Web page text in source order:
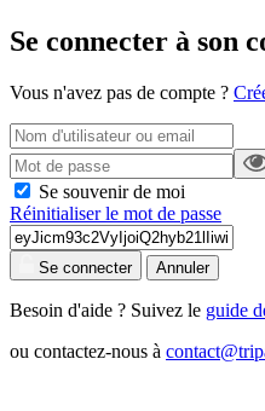
Se connecter à son
Vous n'avez pas de compte ?
Se souvenir de moi
Réinitialiser le mot de passe
Se connecter Annuler
Besoin d'aide ? Suivez le guide
ou contactez-nous à